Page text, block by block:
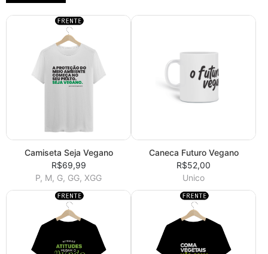
Camiseta Seja Vegano
R$69,99
P, M, G, GG, XGG
Caneca Futuro Vegano
R$52,00
Unico